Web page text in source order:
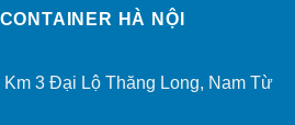
HÀ NỘI
3 Đại Lộ Thăng Long, Nam Từ